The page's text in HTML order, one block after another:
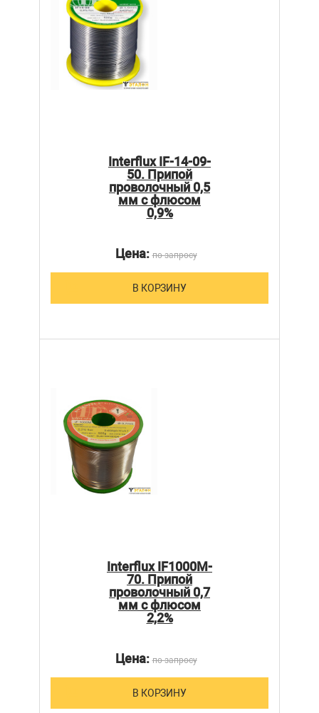
Interflux IF-14-09-
50. Припой
проволочный 0,5
мм с флюсом
0,9%
Цена:по запросу
В КОРЗИНУ
Interflux IF1000M-
70. Припой
проволочный 0,7
мм с флюсом
2,2%
Цена:по запросу
В КОРЗИНУ